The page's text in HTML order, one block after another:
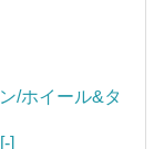
/ホイール&タ
[-]